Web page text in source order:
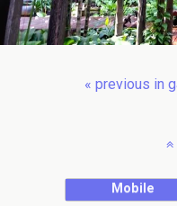
« previous in
Mobile